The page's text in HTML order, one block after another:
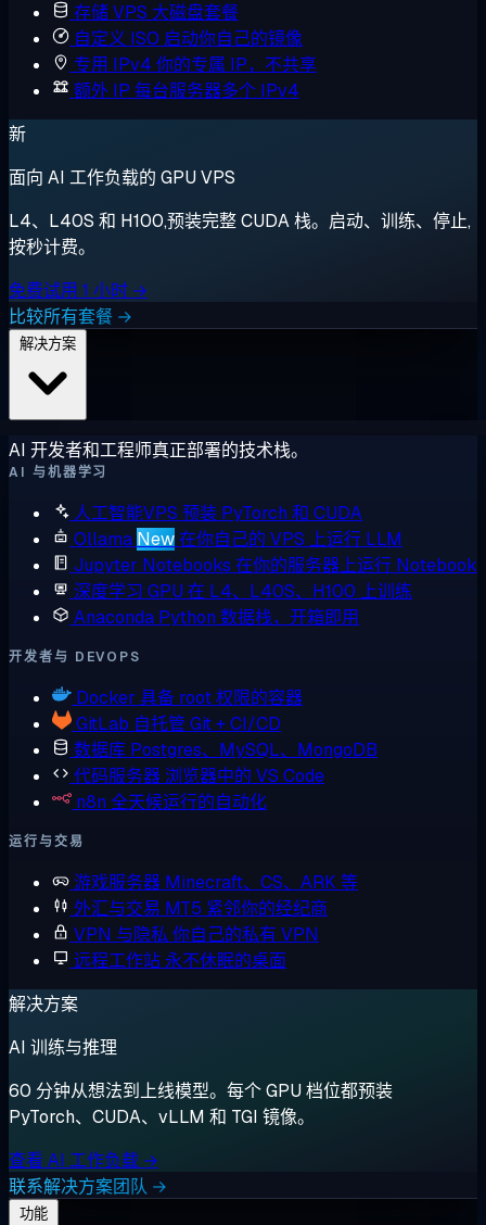
存储 VPS 大磁盘套餐
自定义 ISO 启动你自己的镜像
专用 IPv4 你的专属 IP，不共享
额外 IP 每台服务器多个 IPv4
新
面向 AI 工作负载的 GPU VPS
L4、L40S 和 H100,预装完整 CUDA 栈。启动、训练、停止,
按秒计费。
免费试用 1 小时 →
比较所有套餐 →
AI 开发者和工程师真正部署的技术栈。
AI 与机器学习
人工智能VPS 预装 PyTorch 和 CUDA
Ollama New在你自己的 VPS 上运行 LLM
Jupyter Notebooks 在你的服务器上运行 Notebook
深度学习 GPU 在 L4、L40S、H100 上训练
Anaconda Python 数据栈，开箱即用
开发者与 DEVOPS
Docker 具备 root 权限的容器
GitLab 自托管 Git + CI/CD
数据库 Postgres、MySQL、MongoDB
代码服务器 浏览器中的 VS Code
n8n 全天候运行的自动化
运行与交易
游戏服务器 Minecraft、CS、ARK 等
外汇与交易 MT5 紧邻你的经纪商
VPN 与隐私 你自己的私有 VPN
远程工作站 永不休眠的桌面
解决方案
AI 训练与推理
60 分钟从想法到上线模型。每个 GPU 档位都预装
PyTorch、CUDA、vLLM 和 TGI 镜像。
查看 AI 工作负载 →
联系解决方案团队 →